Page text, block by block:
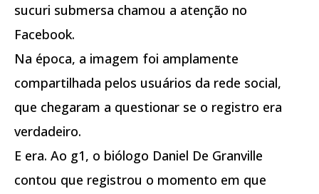
sucuri submersa chamou a atenção no
Facebook.
Na época, a imagem foi amplamente
compartilhada pelos usuários da rede social,
que chegaram a questionar se o registro era
verdadeiro.
E era. Ao g1, o biólogo Daniel De Granville
contou que registrou o momento em que